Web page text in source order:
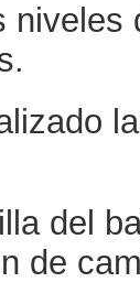
niveles
del
de